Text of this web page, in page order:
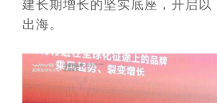
建长期增长的坚实底座，开启
出海。